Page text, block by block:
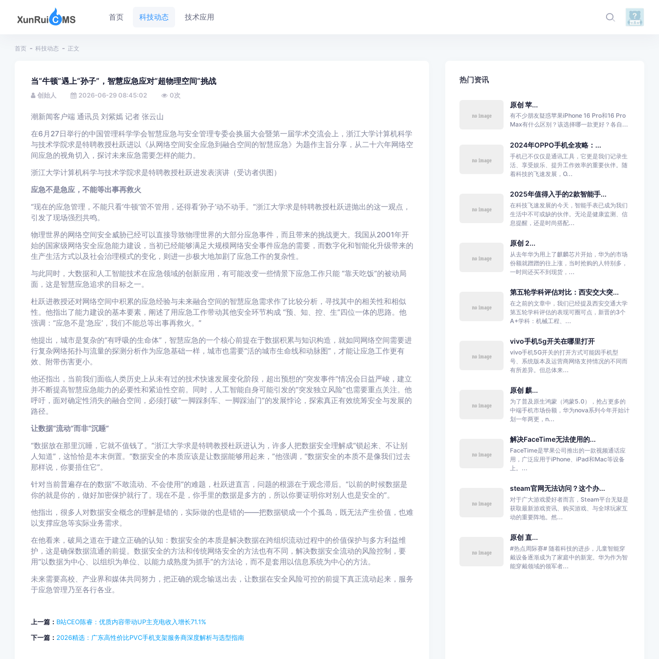
首页 科技动态 技术应用
首页 科技动态 正文
当“牛顿”遇上“孙子”，智慧应急应对“超物理空间”挑战
创始人 2026-06-29 08:45:02 0次
潮新闻客户端 通讯员 刘紫嫣 记者 张云山
在6月27日举行的中国管理科学学会智慧应急与安全管理专委会换届大会暨第一届学术交流会上，浙江大学计算机科学
与技术学院求是特聘教授杜跃进以《从网络空间安全应急到融合空间的智慧应急》为题作主旨分享，从二十六年网络空
间应急的视角切入，探讨未来应急需要怎样的能力。
浙江大学计算机科学与技术学院求是特聘教授杜跃进发表演讲（受访者供图）
应急不是急应，不能等出事再救火
“现在的应急管理，不能只看‘牛顿’管不管用，还得看‘孙子’动不动手。”浙江大学求是特聘教授杜跃进抛出的这一观点，
引发了现场强烈共鸣。
物理世界的网络空间安全威胁已经可以直接导致物理世界的大部分应急事件，而且带来的挑战更大。我国从2001年开
始的国家级网络安全应急能力建设，当初已经能够满足大规模网络安全事件应急的需要，而数字化和智能化升级带来的
生产生活方式以及社会治理模式的变化，则进一步极大地加剧了应急工作的复杂性。
与此同时，大数据和人工智能技术在应急领域的创新应用，有可能改变一些情景下应急工作只能 “靠天吃饭”的被动局
面，这是智慧应急追求的目标之一。
杜跃进教授还对网络空间中积累的应急经验与未来融合空间的智慧应急需求作了比较分析，寻找其中的相关性和相似
性。他指出了能力建设的基本要素，阐述了用应急工作带动其他安全环节构成 “预、知、控、生”四位一体的思路。他
强调：“应急不是‘急应’，我们不能总等出事再救火。”
他提出，城市是复杂的“有呼吸的生命体”，智慧应急的一个核心前提在于数据积累与知识构造，就如同网络空间需要进
行复杂网络拓扑与流量的探测分析作为应急基础一样，城市也需要“活的城市生命线和动脉图”，才能让应急工作更有
效、附带伤害更小。
他还指出，当前我们面临人类历史上从未有过的技术快速发展变化阶段，超出预想的“突发事件”情况会日益严峻，建立
并不断提高智慧应急能力的必要性和紧迫性空前。同时，人工智能自身可能引发的“突发独立风险”也需要重点关注。他
呼吁，面对确定性消失的融合空间，必须打破“一脚踩刹车、一脚踩油门”的发展悖论，探索真正有效统筹安全与发展的
路径。
让数据“流动”而非“沉睡”
“数据放在那里沉睡，它就不值钱了。”浙江大学求是特聘教授杜跃进认为，许多人把数据安全理解成“锁起来、不让别
人知道”，这恰恰是本末倒置。“数据安全的本质应该是让数据能够用起来，”他强调，“数据安全的本质不是像我们过去
那样说，你要捂住它”。
针对当前普遍存在的数据“不敢流动、不会使用”的难题，杜跃进直言，问题的根源在于观念滞后。“以前的时候数据是
你的就是你的，做好加密保护就行了。现在不是，你手里的数据是多方的，所以你要证明你对别人也是安全的”。
他指出，很多人对数据安全概念的理解是错的，实际做的也是错的——把数据锁成一个个孤岛，既无法产生价值，也难
以支撑应急等实际业务需求。
在他看来，破局之道在于建立正确的认知：数据安全的本质是解决数据在跨组织流动过程中的价值保护与多方利益维
护，这是确保数据流通的前提。数据安全的方法和传统网络安全的方法也有不同，解决数据安全流动的风险控制，要
用“以数据为中心、以组织为单位、以能力成熟度为抓手”的方法论，而不是套用以信息系统为中心的方法。
未来需要高校、产业界和媒体共同努力，把正确的观念输送出去，让数据在安全风险可控的前提下真正流动起来，服务
于应急管理乃至各行各业。
上一篇： B站CEO陈睿：优质内容带动UP主充电收入增长71.1%
下一篇： 2026精选：广东高性价比PVC手机支架服务商深度解析与选型指南
热门资讯
原创 苹...
有不少朋友疑惑苹果iPhone 16 Pro和16 Pro
Max有什么区别？该选择哪一款更好？各自...
2024年OPPO手机全攻略：...
手机已不仅仅是通讯工具，它更是我们记录生
活、享受娱乐、提升工作效率的重要伙伴。随
着科技的飞速发展，O...
2025年值得入手的2款智能手...
在科技飞速发展的今天，智能手表已成为我们
生活中不可或缺的伙伴。无论是健康监测、信
息提醒，还是时尚搭配...
原创 2...
从去年华为用上了麒麟芯片开始，华为的市场
份额就蹭蹭的往上涨，当时抢购的人特别多，
一时间还买不到现货，...
第五轮学科评估对比：西安交大突...
在之前的文章中，我们已经提及西安交通大学
第五轮学科评估的表现可圈可点，新晋的3个
A+学科：机械工程、...
vivo手机5g开关在哪里打开
vivo手机5G开关的打开方式可能因手机型
号、系统版本及运营商网络支持情况的不同而
有所差异。但总体来...
原创 麒...
为了普及原生鸿蒙（鸿蒙5.0），抢占更多的
中端手机市场份额，华为nova系列今年开始计
划一年两更，n...
解决FaceTime无法使用的...
FaceTime是苹果公司推出的一款视频通话应
用，广泛应用于iPhone、iPad和Mac等设备
上。...
steam官网无法访问？这个办...
对于广大游戏爱好者而言，Steam平台无疑是
获取最新游戏资讯、购买游戏、与全球玩家互
动的重要阵地。然...
原创 直...
#热点周际赛# 随着科技的进步，儿童智能穿
戴设备逐渐成为了家庭中的新宠。华为作为智
能穿戴领域的领军者...